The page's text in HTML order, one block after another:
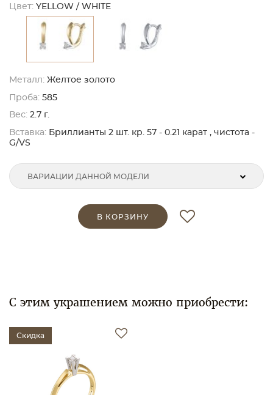
Цвет: YELLOW / WHITE
Металл: Желтое золото
Проба: 585
Вес: 2.7 г.
Вставка: Бриллианты 2 шт. кр. 57 - 0.21 карат , чистота -
G/VS
ВАРИАЦИИ ДАННОЙ МОДЕЛИ
В КОРЗИНУ
С этим украшением можно приобрести:
Скидка